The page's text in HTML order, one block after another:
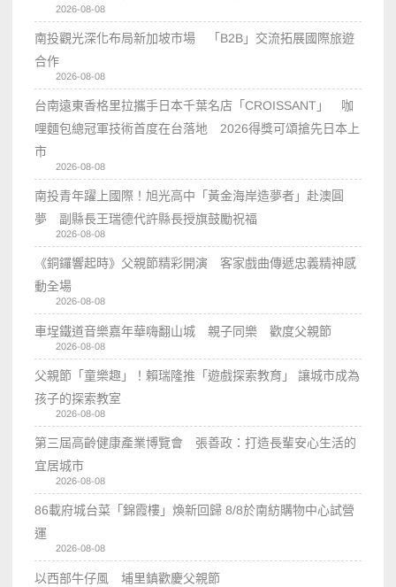
2026-08-08
南投觀光深化布局新加坡市場 「B2B」交流拓展國際旅遊
合作
2026-08-08
台南遠東香格里拉攜手日本千葉名店「CROISSANT」 咖
哩麵包總冠軍技術首度在台落地 2026得獎可頌搶先日本上
市
2026-08-08
南投青年躍上國際！旭光高中「黃金海岸造夢者」赴澳圓
夢 副縣長王瑞德代許縣長授旗鼓勵祝福
2026-08-08
《銅鑼響起時》父親節精彩開演 客家戲曲傳遞忠義精神感
動全場
2026-08-08
車埕鐵道音樂嘉年華嗨翻山城 親子同樂 歡度父親節
2026-08-08
父親節「童樂趣」！賴瑞隆推「遊戲探索教育」 讓城市成為
孩子的探索教室
2026-08-08
第三屆高齡健康產業博覽會 張善政：打造長輩安心生活的
宜居城市
2026-08-08
86載府城台菜「錦霞樓」煥新回歸 8/8於南紡購物中心試營
運
2026-08-08
以西部牛仔風 埔里鎮歡慶父親節